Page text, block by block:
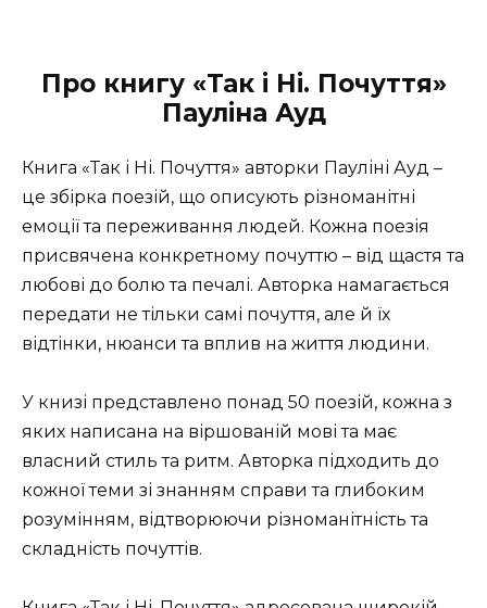
Про книгу «Так і Ні. Почуття»
Пауліна Ауд
Книга «Так і Ні. Почуття» авторки Пауліні Ауд –
це збірка поезій, що описують різноманітні
емоції та переживання людей. Кожна поезія
присвячена конкретному почуттю – від щастя та
любові до болю та печалі. Авторка намагається
передати не тільки самі почуття, але й їх
відтінки, нюанси та вплив на життя людини.
У книзі представлено понад 50 поезій, кожна з
яких написана на віршованій мові та має
власний стиль та ритм. Авторка підходить до
кожної теми зі знанням справи та глибоким
розумінням, відтворюючи різноманітність та
складність почуттів.